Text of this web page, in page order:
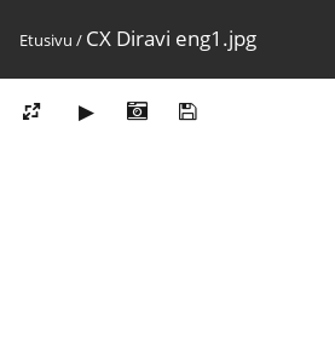
Etusivu / CX Diravi eng1.jpg